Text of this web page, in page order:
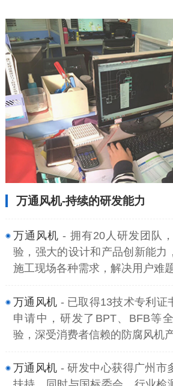
万通风机-持续的研发能力
万通风机 - 拥有20人研发团队
验，强大的设计和产品创新能力
施工现场各种需求，解决用户难题
万通风机 - 已取得13技术专利证
申请中，研发了BPT、BFB等
验，深受消费者信赖的防腐风机产
万通风机 - 研发中心获得广州市